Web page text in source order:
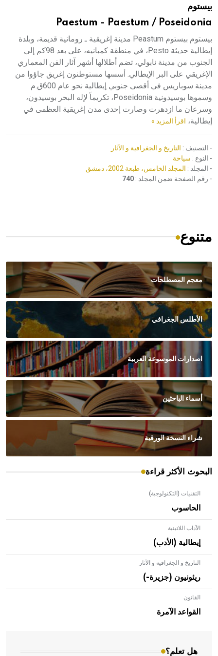
بيستوم
Paestum - Paestum / Poseidonia
بيستوم بيستوم Peastum مدينة إغريقية ـ رومانية قديمة، وبلدة
إيطالية حديثة Pesto، في منطقة كمبانيه، على بعد 98كم إلى
الجنوب من مدينة نابولي، تضم أطلالها أشهر آثار الفن المعماري
الإغريقي على البر الإيطالي. أسسها مستوطنون إغريق جاؤوا من
مدينة سوباريس في أقصى جنوبي إيطالية نحو عام 600ق.م
وسموها بوسيدونية Poseidonia، تكريماً لإله البحر بوسيدون،
وسرعان ما ازدهرت وصارت إحدى مدن إغريقية العظمى في
إيطالية، اقرأ المزيد »
- التصنيف : التاريخ و الجغرافية و الآثار
- النوع : سياحة
- المجلد : المجلد الخامس، طبعة 2002، دمشق
- رقم الصفحة ضمن المجلد : 740
متنوع
معجم المصطلحات
الأطلس الجغرافي
اصدارات الموسوعة العربية
أسماء الباحثين
شراء النسخة الورقية
البحوث الأكثر قراءة
التقنيات (التكنولوجية)
الحاسوب
الآداب اللاتينية
إيطالية (الأدب)
التاريخ و الجغرافية و الآثار
ريئونيون (جزيرة-)
القانون
القواعد الآمرة
هل تعلم؟
- هل تعلم أن الأبلق نوع من الفنون الهندسية التي ارتبطت
بالعمارة الإسلامية في بلاد الشام ومصر خاصة، حيث يحرص
المعمار على بناء مداميكه وخاصة في الواجهات